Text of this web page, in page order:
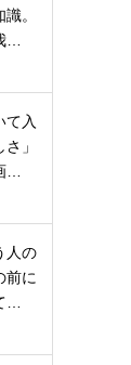
。
…
て入
」
…
人の
前に
…